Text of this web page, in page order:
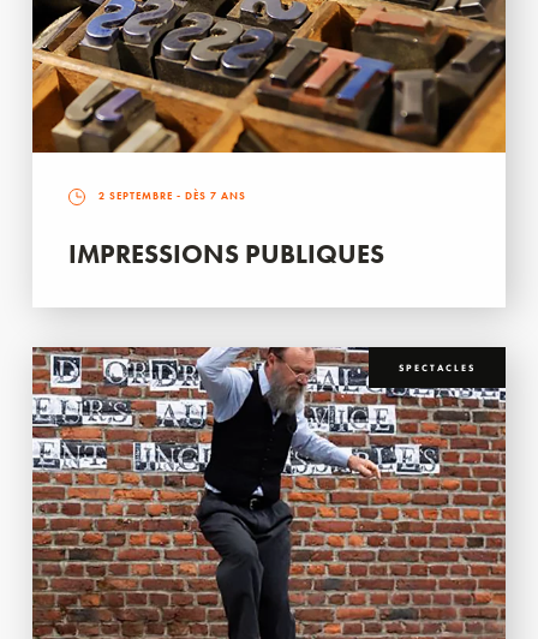
2 SEPTEMBRE - DÈS 7 ANS
IMPRESSIONS PUBLIQUES
SPECTACLES